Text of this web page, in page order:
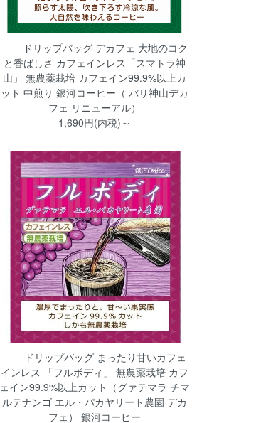
ドリップバッグ デカフェ 大地のコク
と香ばしさ カフェインレス「スマトラ神
山」 無農薬栽培 カフェイン99.9%以上カ
ット 中煎り 銀河コーヒー（ バリ神山デカ
フェ リニューアル）
1,690円(内税)～
ドリップバッグ まったり甘いカフェ
インレス 「フルボディ」 無農薬栽培 カフ
ェイン99.9%以上カット（グァテマラ チマ
ルテナンゴ エル・パカヤリート農園 デカ
フェ） 銀河コーヒー